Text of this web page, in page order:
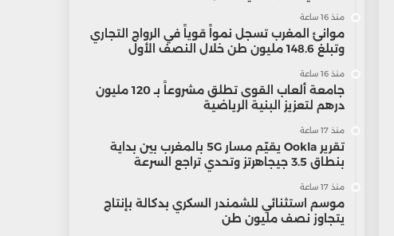
منذ 16 ساعة
موانئ المغرب تسجل نمواً قوياً في الرواج التجاري
وتبلغ 148.6 مليون طن خلال النصف الأول
منذ 16 ساعة
جامعة ألعاب القوى تطلق مشروعاً بـ 120 مليون
درهم لتعزيز البنية الرياضية
منذ 17 ساعة
تقرير Ookla يقيّم مسار 5G بالمغرب بين بداية
بنطاق 3.5 جيجاهرتز وتحدي تراجع السرعة
منذ 17 ساعة
موسم استثنائي للشمندر السكري بدكالة بإنتاج
يتجاوز نصف مليون طن